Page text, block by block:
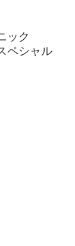
ック
ペシャル